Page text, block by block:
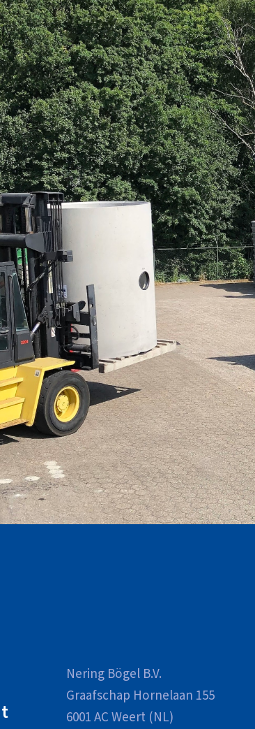
Nering Bögel B.V.
Graafschap Hornelaan 155
6001 AC Weert (NL)